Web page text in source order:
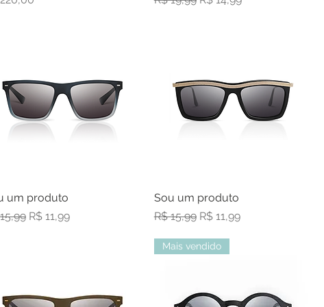
Visualização rápida
um produto
normal
Preço promocional
R$ 11,99
Visualização rápida
Sou um produto
Preço normal
R$ 15,99 Preço promocional
R$ 11,99
Mais vendido